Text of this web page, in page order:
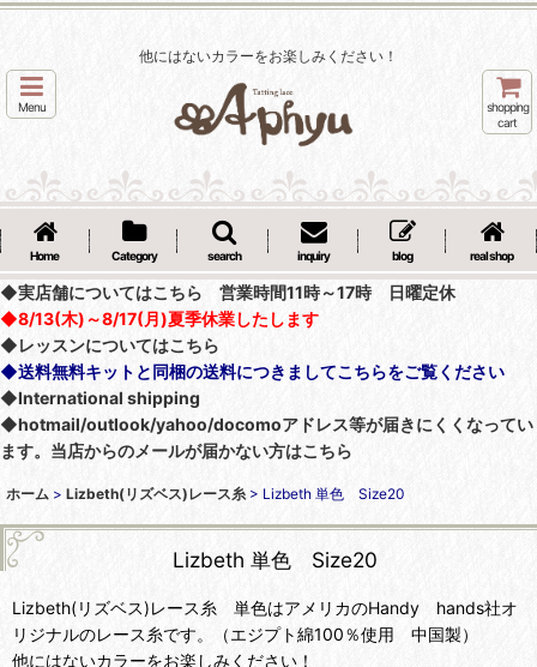
他にはないカラーをお楽しみください！
Menu
shopping
cart
Home Category search inquiry blog real shop
◆実店舗についてはこちら 営業時間11時～17時 日曜定休
◆8/13(木)～8/17(月)夏季休業したします
◆レッスンについてはこちら
◆送料無料キットと同梱の送料につきましてこちらをご覧ください
◆International shipping
◆hotmail/outlook/yahoo/docomoアドレス等が届きにくくなってい
ます。当店からのメールが届かない方はこちら
ホーム > Lizbeth(リズベス)レース糸 > Lizbeth 単色 Size20
Lizbeth 単色 Size20
Lizbeth(リズベス)レース糸 単色はアメリカのHandy hands社オ
リジナルのレース糸です。（エジプト綿100％使用 中国製）
他にはないカラーをお楽しみください！